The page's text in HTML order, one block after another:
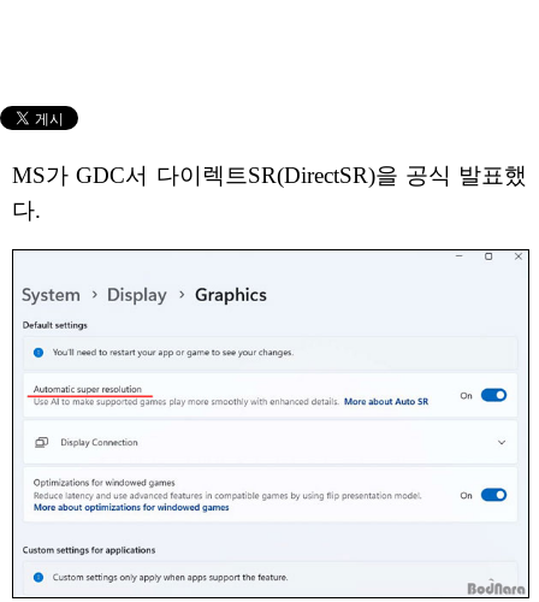
MS가 GDC서 다이렉트SR(DirectSR)을 공식 발표했
다.